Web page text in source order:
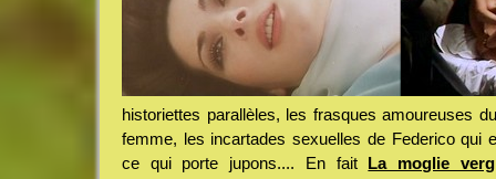
historiettes parallèles, les frasques amoureuses
femme, les incartades sexuelles de Federico qui
ce qui porte jupons.... En fait La moglie